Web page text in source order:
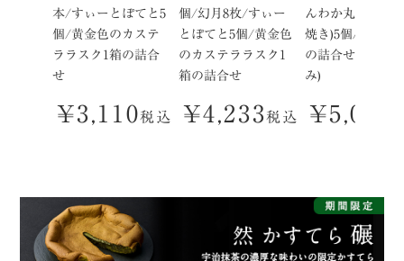
本/すぃーとぽてと5
個/黄金色のカステ
ララスク1箱の詰合
せ
¥3,110税込
個/幻月8枚/すぃー
とぽてと5個/黄金色
のカステララスク1
箱の詰合せ
¥4,233税込
んわか丸(栗入り
焼き)5個/畳畳12
の詰合せ(風呂敷
み)
¥5,076